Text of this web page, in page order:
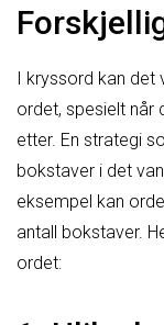
I kryssord kan
ordet, spesielt når
etter. En strategi
bokstaver i det
eksempel kan
antall bokstaver.
ordet: